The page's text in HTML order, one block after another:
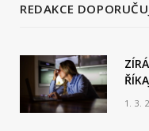
REDAKCE
1. 3.